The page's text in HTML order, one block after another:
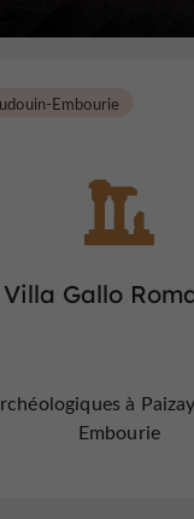
Villa Gallo
Embourie
à
Embourie